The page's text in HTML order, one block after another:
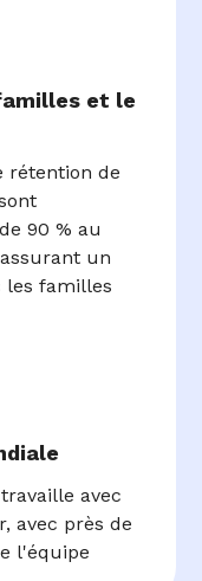
et le
rétention de
90 % au
un
les familles
avec
avec près de
l'équipe